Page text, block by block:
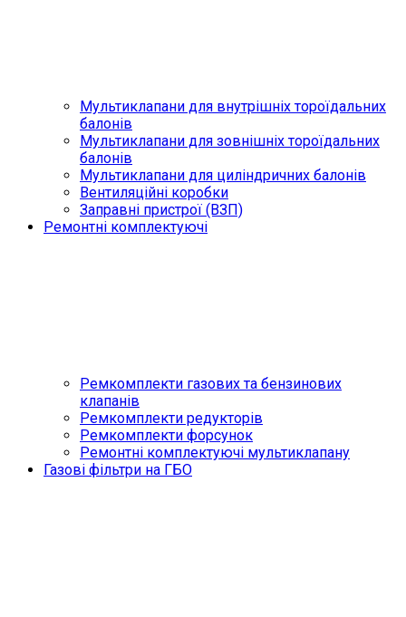
Мультиклапани для внутрішніх тороїдальних
балонів
Мультиклапани для зовнішніх тороїдальних
балонів
Мультиклапани для циліндричних балонів
Вентиляційні коробки
Заправні пристрої (ВЗП)
Ремонтні комплектуючі
Ремкомплекти газових та бензинових
клапанів
Ремкомплекти редукторів
Ремкомплекти форсунок
Ремонтні комплектуючі мультиклапану
Газові фільтри на ГБО